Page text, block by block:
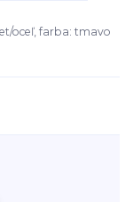
oceľ, farba: tmavo